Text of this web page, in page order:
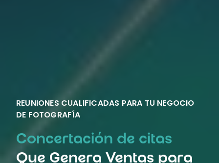
REUNIONES CUALIFICADAS PARA TU NEGOCIO
DE FOTOGRAFÍA
Concertación de citas
Que Genera Ventas para